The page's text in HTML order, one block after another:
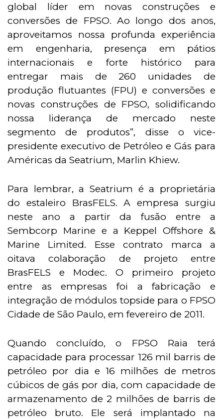
global líder em novas construções e
conversões de FPSO. Ao longo dos anos,
aproveitamos nossa profunda experiência
em engenharia, presença em pátios
internacionais e forte histórico para
entregar mais de 260 unidades de
produção flutuantes (FPU) e conversões e
novas construções de FPSO, solidificando
nossa liderança de mercado neste
segmento de produtos”, disse o vice-
presidente executivo de Petróleo e Gás para
Américas da Seatrium, Marlin Khiew.
Para lembrar, a Seatrium é a proprietária
do estaleiro BrasFELS. A empresa surgiu
neste ano a partir da fusão entre a
Sembcorp Marine e a Keppel Offshore &
Marine Limited. Esse contrato marca a
oitava colaboração de projeto entre
BrasFELS e Modec. O primeiro projeto
entre as empresas foi a fabricação e
integração de módulos topside para o FPSO
Cidade de São Paulo, em fevereiro de 2011.
Quando concluído, o FPSO Raia terá
capacidade para processar 126 mil barris de
petróleo por dia e 16 milhões de metros
cúbicos de gás por dia, com capacidade de
armazenamento de 2 milhões de barris de
petróleo bruto. Ele será implantado na